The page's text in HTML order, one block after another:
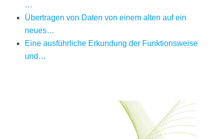
…
Übertragen von Daten von einem alten auf ein
neues…
Eine ausführliche Erkundung der Funktionsweise
und…